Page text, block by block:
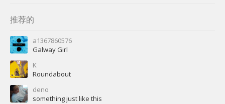
推荐的
a1367860576
Galway Girl
K
Roundabout
deno
something just like this